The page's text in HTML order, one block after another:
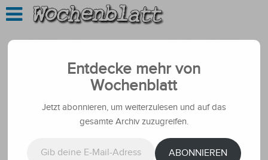
Entdecke mehr von
Wochenblatt
Jetzt abonnieren, um weiterzulesen und auf das
gesamte Archiv zuzugreifen.
ABONNIEREN